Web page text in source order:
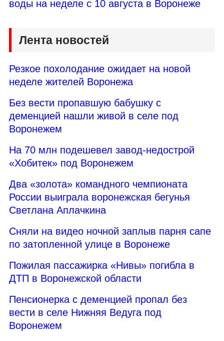
воды на неделе с 10 августа в Воронеже
Лента новостей
Резкое похолодание ожидает на новой
неделе жителей Воронежа
Без вести пропавшую бабушку с
деменцией нашли живой в селе под
Воронежем
На 70 млн подешевел завод-недострой
«Хобитек» под Воронежем
Два «золота» командного чемпионата
России выиграла воронежская бегунья
Светлана Аплачкина
Сняли на видео ночной заплыв парня сапе
по затопленной улице в Воронеже
Пожилая пассажирка «Нивы» погибла в
ДТП в Воронежской области
Пенсионерка с деменцией пропал без
вести в селе Нижняя Ведуга под
Воронежем